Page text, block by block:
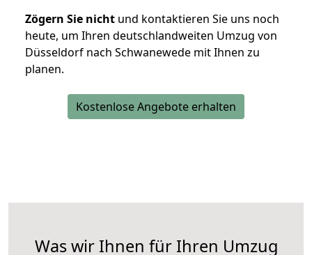
Zögern Sie nicht und kontaktieren Sie uns noch
heute, um Ihren deutschlandweiten Umzug von
Düsseldorf nach Schwanewede mit Ihnen zu
planen.
Kostenlose Angebote erhalten
Was wir Ihnen für Ihren Umzug